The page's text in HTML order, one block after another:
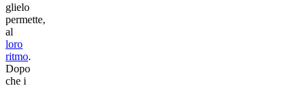
glielo
permette,
al
loro
ritmo.
Dopo
che i